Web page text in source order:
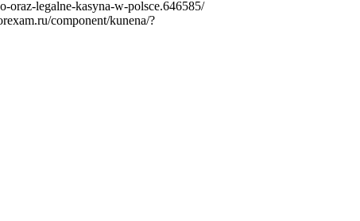
oraz-legalne-kasyna-w-polsce.646585/
component/kunena/?